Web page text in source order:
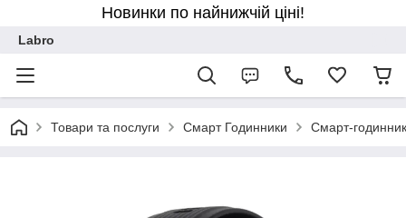
Новинки по найнижчій ціні!
Labro
Товари та послуги Смарт Годинники Смарт-